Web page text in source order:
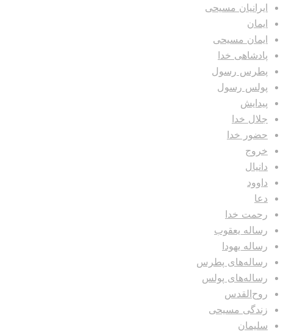
ایرانیان مسیحی
ایمان
ایمان مسیحی
پادشاهی خدا
پطرس رسول
پولس رسول
پیدایش
جلال خدا
حضور خدا
خروج
دانیال
داوود
دعا
رحمت خدا
رساله یعقوب
رساله یهودا
رساله‌های پطرس
رساله‌های پولس
روح‌القدس
زندگی مسیحی
سلیمان